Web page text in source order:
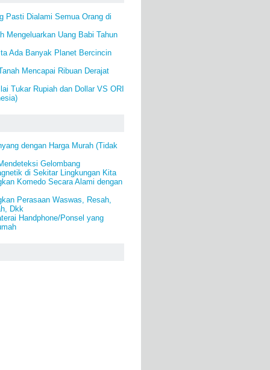
Pasti Dialami Semua Orang di
Mengeluarkan Uang Babi Tahun
Ada Banyak Planet Bercincin
Mencapai Ribuan Derajat
Tukar Rupiah dan Dollar VS ORI
dengan Harga Murah (Tidak
Gelombang
di Sekitar Lingkungan Kita
Komedo Secara Alami dengan
Perasaan Waswas, Resah,
Dkk
Handphone/Ponsel yang